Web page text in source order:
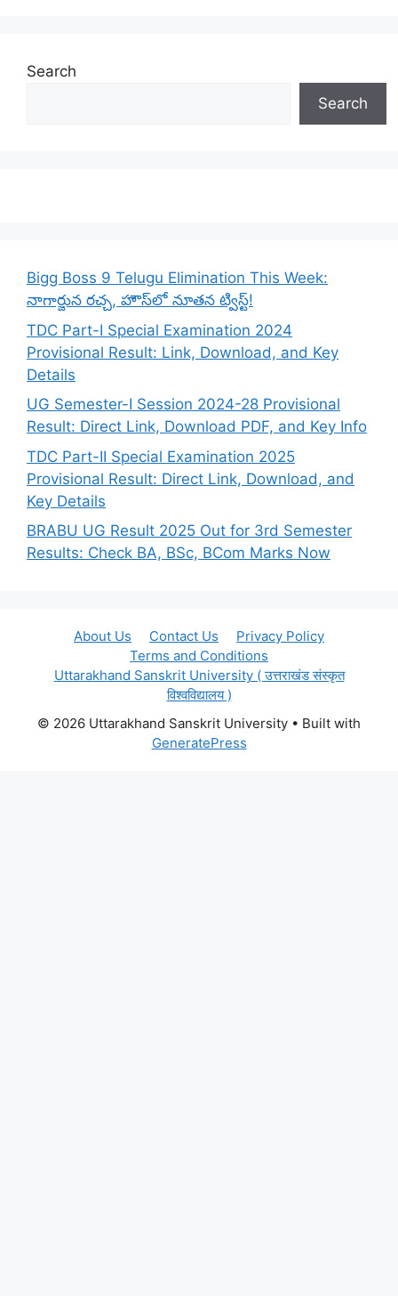
Search
Search
Bigg Boss 9 Telugu Elimination This Week:
నాగార్జున రచ్చ, హౌస్‌లో నూతన ట్విస్ట్!
TDC Part-I Special Examination 2024
Provisional Result: Link, Download, and Key
Details
UG Semester-I Session 2024-28 Provisional
Result: Direct Link, Download PDF, and Key Info
TDC Part-II Special Examination 2025
Provisional Result: Direct Link, Download, and
Key Details
BRABU UG Result 2025 Out for 3rd Semester
Results: Check BA, BSc, BCom Marks Now
About Us Contact Us
Privacy Policy
Terms and Conditions
Uttarakhand Sanskrit University ( उत्तराखंड संस्कृत
विश्वविद्यालय )
© 2026 Uttarakhand Sanskrit University • Built with
GeneratePress